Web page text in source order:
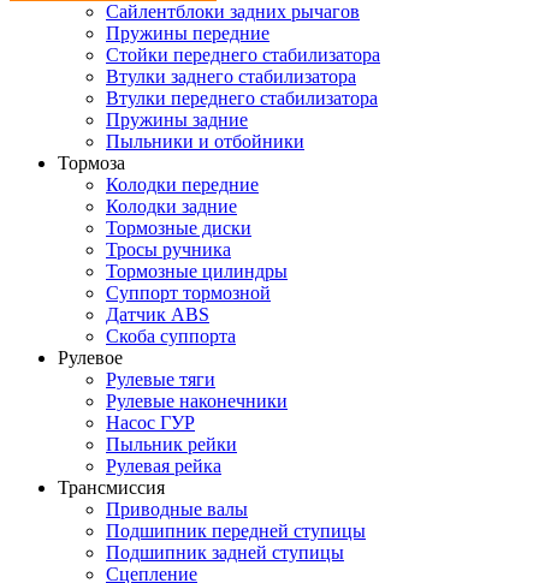
Сайлентблоки задних рычагов
Пружины передние
Стойки переднего стабилизатора
Втулки заднего стабилизатора
Втулки переднего стабилизатора
Пружины задние
Пыльники и отбойники
Тормоза
Колодки передние
Колодки задние
Тормозные диски
Тросы ручника
Тормозные цилиндры
Суппорт тормозной
Датчик ABS
Скоба суппорта
Рулевое
Рулевые тяги
Рулевые наконечники
Насос ГУР
Пыльник рейки
Рулевая рейка
Трансмиссия
Приводные валы
Подшипник передней ступицы
Подшипник задней ступицы
Сцепление